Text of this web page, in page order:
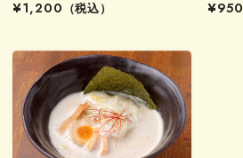
¥1,200
（税込）
¥950